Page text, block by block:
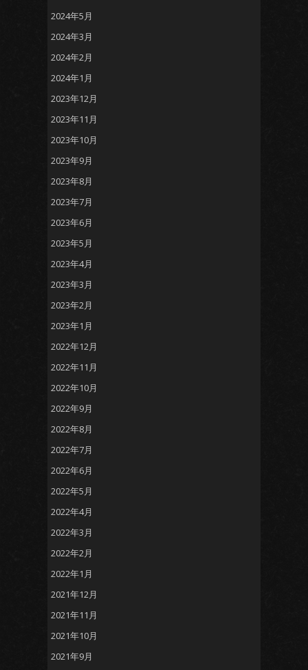
2024年5月
2024年3月
2024年2月
2024年1月
2023年12月
2023年11月
2023年10月
2023年9月
2023年8月
2023年7月
2023年6月
2023年5月
2023年4月
2023年3月
2023年2月
2023年1月
2022年12月
2022年11月
2022年10月
2022年9月
2022年8月
2022年7月
2022年6月
2022年5月
2022年4月
2022年3月
2022年2月
2022年1月
2021年12月
2021年11月
2021年10月
2021年9月